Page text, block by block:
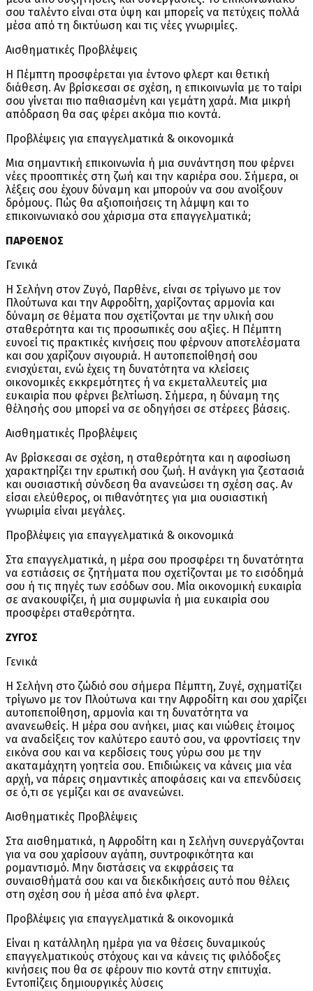
σου ταλέντο είναι στα ύψη και μπορείς να πετύχεις πολλά
μέσα από τη δικτύωση και τις νέες γνωριμίες.
Αισθηματικές Προβλέψεις
Η Πέμπτη προσφέρεται για έντονο φλερτ και θετική
διάθεση. Αν βρίσκεσαι σε σχέση, η επικοινωνία με το ταίρι
σου γίνεται πιο παθιασμένη και γεμάτη χαρά. Μια μικρή
απόδραση θα σας φέρει ακόμα πιο κοντά.
Προβλέψεις για επαγγελματικά & οικονομικά
Μια σημαντική επικοινωνία ή μια συνάντηση που φέρνει
νέες προοπτικές στη ζωή και την καριέρα σου. Σήμερα, οι
λέξεις σου έχουν δύναμη και μπορούν να σου ανοίξουν
δρόμους. Πώς θα αξιοποιήσεις τη λάμψη και το
επικοινωνιακό σου χάρισμα στα επαγγελματικά;
ΠΑΡΘΕΝΟΣ
Γενικά
Η Σελήνη στον Ζυγό, Παρθένε, είναι σε τρίγωνο με τον
Πλούτωνα και την Αφροδίτη, χαρίζοντας αρμονία και
δύναμη σε θέματα που σχετίζονται με την υλική σου
σταθερότητα και τις προσωπικές σου αξίες. Η Πέμπτη
ευνοεί τις πρακτικές κινήσεις που φέρνουν αποτελέσματα
και σου χαρίζουν σιγουριά. Η αυτοπεποίθησή σου
ενισχύεται, ενώ έχεις τη δυνατότητα να κλείσεις
οικονομικές εκκρεμότητες ή να εκμεταλλευτείς μια
ευκαιρία που φέρνει βελτίωση. Σήμερα, η δύναμη της
θέλησής σου μπορεί να σε οδηγήσει σε στέρεες βάσεις.
Αισθηματικές Προβλέψεις
Αν βρίσκεσαι σε σχέση, η σταθερότητα και η αφοσίωση
χαρακτηρίζει την ερωτική σου ζωή. Η ανάγκη για ζεστασιά
και ουσιαστική σύνδεση θα ανανεώσει τη σχέση σας. Αν
είσαι ελεύθερος, οι πιθανότητες για μια ουσιαστική
γνωριμία είναι μεγάλες.
Προβλέψεις για επαγγελματικά & οικονομικά
Στα επαγγελματικά, η μέρα σου προσφέρει τη δυνατότητα
να εστιάσεις σε ζητήματα που σχετίζονται με το εισόδημά
σου ή τις πηγές των εσόδων σου. Μία οικονομική ευκαιρία
σε ανακουφίζει, ή μια συμφωνία ή μια ευκαιρία σου
προσφέρει σταθερότητα.
ΖΥΓΟΣ
Γενικά
Η Σελήνη στο ζώδιό σου σήμερα Πέμπτη, Ζυγέ, σχηματίζει
τρίγωνο με τον Πλούτωνα και την Αφροδίτη και σου χαρίζει
αυτοπεποίθηση, αρμονία και τη δυνατότητα να
ανανεωθείς. Η μέρα σου ανήκει, μιας και νιώθεις έτοιμος
να αναδείξεις τον καλύτερο εαυτό σου, να φροντίσεις την
εικόνα σου και να κερδίσεις τους γύρω σου με την
ακαταμάχητη γοητεία σου. Επιδιώκεις να κάνεις μια νέα
αρχή, να πάρεις σημαντικές αποφάσεις και να επενδύσεις
σε ό,τι σε γεμίζει και σε ανανεώνει.
Αισθηματικές Προβλέψεις
Στα αισθηματικά, η Αφροδίτη και η Σελήνη συνεργάζονται
για να σου χαρίσουν αγάπη, συντροφικότητα και
ρομαντισμό. Μην διστάσεις να εκφράσεις τα
συναισθήματά σου και να διεκδικήσεις αυτό που θέλεις
στη σχέση σου ή μέσα από ένα φλερτ.
Προβλέψεις για επαγγελματικά & οικονομικά
Είναι η κατάλληλη ημέρα για να θέσεις δυναμικούς
επαγγελματικούς στόχους και να κάνεις τις φιλόδοξες
κινήσεις που θα σε φέρουν πιο κοντά στην επιτυχία.
Εντοπίζεις δημιουργικές λύσεις